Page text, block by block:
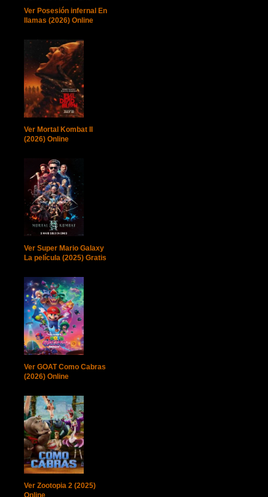
Ver Posesión infernal En
llamas (2026) Online
Ver Mortal Kombat II
(2026) Online
Ver Super Mario Galaxy
La película (2025) Gratis
Ver GOAT Como Cabras
(2026) Online
Ver Zootopia 2 (2025)
Online